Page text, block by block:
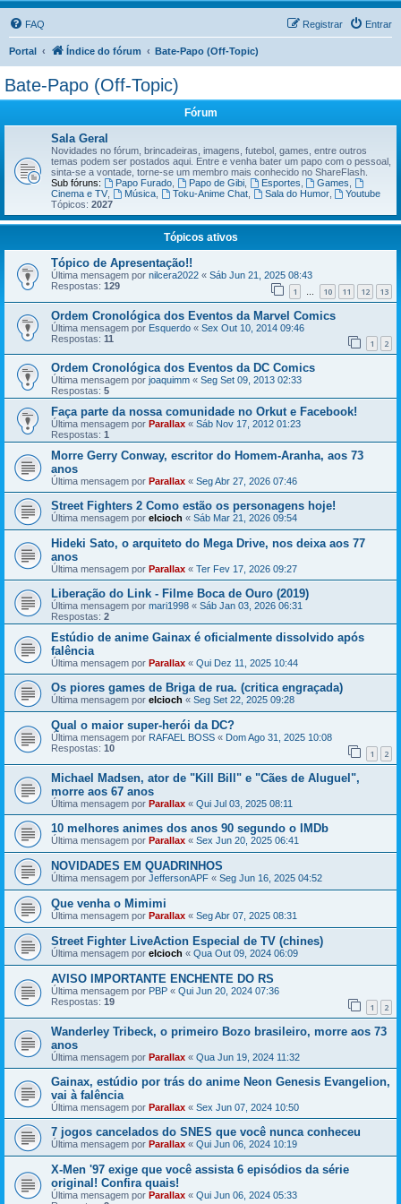
FAQ Entrar
Registrar
Portal Índice do fórum Bate-Papo (Off-Topic)
Bate-Papo (Off-Topic)
Fórum
Sala Geral
Novidades no fórum, brincadeiras, imagens, futebol, games, entre outros
temas podem ser postados aqui. Entre e venha bater um papo com o pessoal,
sinta-se a vontade, torne-se um membro mais conhecido no ShareFlash.
Sub fóruns:
Papo Furado, Papo de Gibi, Esportes Games
Cinema e TV, Música, Toku-Anime Chat, Sala do Humor,
Youtube
Tópicos: 2027
Tópicos ativos
Tópico de Apresentação!!
Última mensagem por nilcera2022 « Sáb Jun 21, 2025 08:43
Respostas: 129 1 … 10 11 12 13
Ordem Cronológica dos Eventos da Marvel Comics
Última mensagem por Esquerdo « Sex Out 10, 2014 09:46
Respostas: 11 1 2
Ordem Cronológica dos Eventos da DC Comics
Última mensagem por joaquimm « Seg Set 09, 2013 02:33
Respostas: 5
Faça parte da nossa comunidade no Orkut e Facebook!
Última mensagem por Parallax « Sáb Nov 17, 2012 01:23
Respostas: 1
Morre Gerry Conway, escritor do Homem-Aranha, aos 73
anos
Última mensagem por Parallax « Seg Abr 27, 2026 07:46
Street Fighters 2 Como estão os personagens hoje!
Última mensagem por elcioch « Sáb Mar 21, 2026 09:54
Hideki Sato, o arquiteto do Mega Drive, nos deixa aos 77
anos
Última mensagem por Parallax « Ter Fev 17, 2026 09:27
Liberação do Link - Filme Boca de Ouro (2019)
Última mensagem por mari1998 « Sáb Jan 03, 2026 06:31
Respostas: 2
Estúdio de anime Gainax é oficialmente dissolvido após
falência
Última mensagem por Parallax « Qui Dez 11, 2025 10:44
Os piores games de Briga de rua. (critica engraçada)
Última mensagem por elcioch « Seg Set 22, 2025 09:28
Qual o maior super-herói da DC?
Última mensagem por RAFAEL BOSS « Dom Ago 31, 2025 10:08
Respostas: 10 1 2
Michael Madsen, ator de "Kill Bill" e "Cães de Aluguel",
morre aos 67 anos
Última mensagem por Parallax « Qui Jul 03, 2025 08:11
10 melhores animes dos anos 90 segundo o IMDb
Última mensagem por Parallax « Sex Jun 20, 2025 06:41
NOVIDADES EM QUADRINHOS
Última mensagem por JeffersonAPF « Seg Jun 16, 2025 04:52
Que venha o Mimimi
Última mensagem por Parallax « Seg Abr 07, 2025 08:31
Street Fighter LiveAction Especial de TV (chines)
Última mensagem por elcioch « Qua Out 09, 2024 06:09
AVISO IMPORTANTE ENCHENTE DO RS
Última mensagem por PBP « Qui Jun 20, 2024 07:36
Respostas: 19 1 2
Wanderley Tribeck, o primeiro Bozo brasileiro, morre aos 73
anos
Última mensagem por Parallax « Qua Jun 19, 2024 11:32
Gainax, estúdio por trás do anime Neon Genesis Evangelion,
vai à falência
Última mensagem por Parallax « Sex Jun 07, 2024 10:50
7 jogos cancelados do SNES que você nunca conheceu
Última mensagem por Parallax « Qui Jun 06, 2024 10:19
X-Men '97 exige que você assista 6 episódios da série
original! Confira quais!
Última mensagem por Parallax « Qui Jun 06, 2024 05:33